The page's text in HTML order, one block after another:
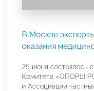
В Москве
оказания
25 июня состоялось
Комитета «ОПОРЫ
и Ассоциации